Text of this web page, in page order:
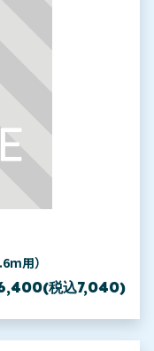
用）
税込7,040)